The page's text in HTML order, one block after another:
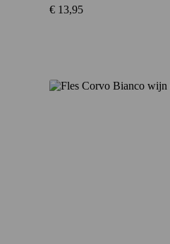
€ 13,95